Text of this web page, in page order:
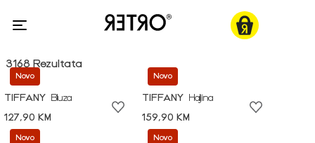
3168 Rezultata
Novo
TIFFANY
Bluza
127,90 KM
Novo
TIFFANY
Haljina
159,90 KM
Novo Novo